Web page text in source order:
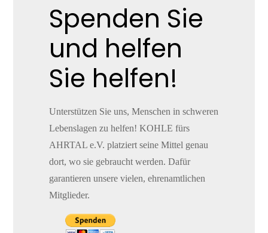
Spenden Sie
und helfen
Sie helfen!
Unterstützen Sie uns, Menschen in schweren
Lebenslagen zu helfen! KOHLE fürs
AHRTAL e.V. platziert seine Mittel genau
dort, wo sie gebraucht werden. Dafür
garantieren unsere vielen, ehrenamtlichen
Mitglieder.